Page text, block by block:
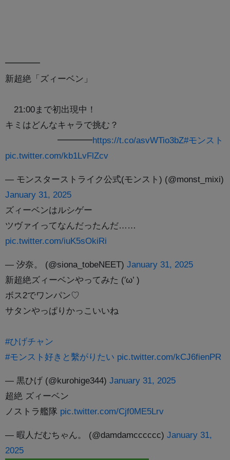
━━━━
新超絶「ズィーベン」
21:00まで初出現中！
キミはどんなキャラで挑む？
━━━━https://t.co/asvWTio3bZ#モンスト
pic.twitter.com/kb1LvFlZcv
— モンスターストライク公式(モンスト) (@monst_mixi)
January 31, 2025
ズィーベンはルシゲー
ツヴァイってなんだったんだ……
pic.twitter.com/iuK5sOkiRi
— 汐奈。 (@siona_tobeNEET) January 31, 2025
新超絶ズィーベンやってみた (′ω’ )
ボス2でワンパン♡
サタンやっぱりかっこいいね
#ひげチャン
#モンスト好きと繫がりたい pic.twitter.com/kCJ6fienPR
— 黒ひげ (@kurohige344) January 31, 2025
超絶 ズィーベン
ノストラ艦隊 pic.twitter.com/Cjf0ME5Lrv
— 暇人だむちゃん。 (@damdamcccccc) January 31,
2025